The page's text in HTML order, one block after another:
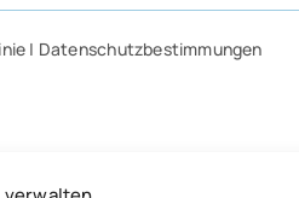
| Datenschutzbestimmungen